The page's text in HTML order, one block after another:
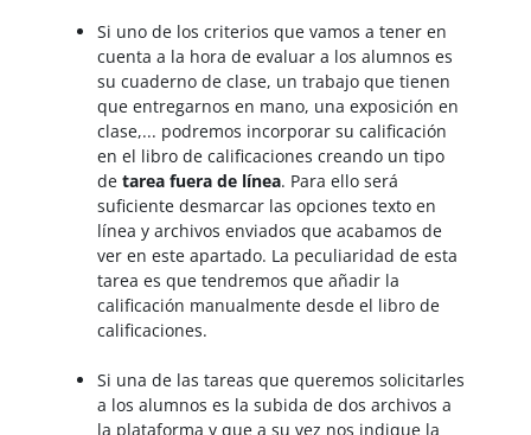
Si uno de los criterios que vamos a tener en
cuenta a la hora de evaluar a los alumnos es
su cuaderno de clase, un trabajo que tienen
que entregarnos en mano, una exposición en
clase,... podremos incorporar su calificación
en el libro de calificaciones creando un tipo
de tarea fuera de línea. Para ello será
suficiente desmarcar las opciones texto en
línea y archivos enviados que acabamos de
ver en este apartado. La peculiaridad de esta
tarea es que tendremos que añadir la
calificación manualmente desde el libro de
calificaciones.
Si una de las tareas que queremos solicitarles
a los alumnos es la subida de dos archivos a
la plataforma y que a su vez nos indique la